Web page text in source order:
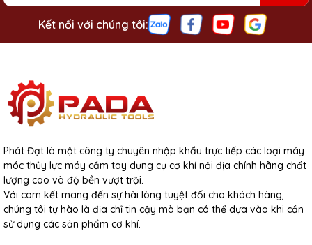
Kết nối với chúng tôi:
Phát Đạt là một công ty chuyên nhập khẩu trực tiếp các loại máy
móc thủy lực máy cầm tay dụng cụ cơ khí nội địa chính hãng chất
lượng cao và độ bền vượt trội.
Với cam kết mang đến sự hài lòng tuyệt đối cho khách hàng,
chúng tôi tự hào là địa chỉ tin cậy mà bạn có thể dựa vào khi cần
sử dụng các sản phẩm cơ khí.